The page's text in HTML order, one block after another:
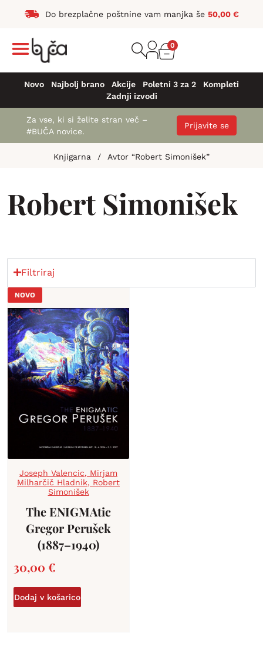
Do brezplačne poštnine vam manjka še 50,00 €
0
Novo Najbolj brano Akcije Poletni 3 za 2
Kompleti
Zadnji izvodi
Za vse, ki si želite stran več –
#BUČA novice.
Prijavite se
Knjigarna / Avtor “Robert Simonišek”
Robert Simonišek
Filtriraj
NOVO
Joseph Valencic, Mirjam
Milharčič Hladnik, Robert
Simonišek
The ENIGMAtic
Gregor Perušek
(1887–1940)
30,00 €
Dodaj v košarico